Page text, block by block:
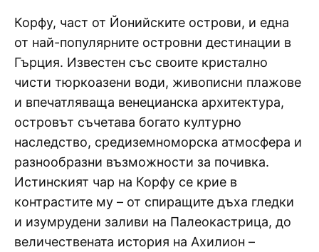
Корфу, част от Йонийските острови, и една
от най-популярните островни дестинации в
Гърция. Известен със своите кристално
чисти тюркоазени води, живописни плажове
и впечатляваща венецианска архитектура,
островът съчетава богато културно
наследство, средиземноморска атмосфера и
разнообразни възможности за почивка.
Истинският чар на Корфу се крие в
контрастите му – от спиращите дъха гледки
и изумрудени заливи на Палеокастрица, до
величествената история на Ахилион –